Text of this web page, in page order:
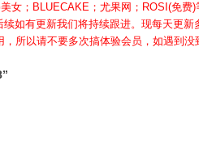
女；BLUECAKE；尤果网；ROSI(免费)
如有更新我们将持续跟进。现每天更新
所以请不要多次搞体验会员，如遇到没